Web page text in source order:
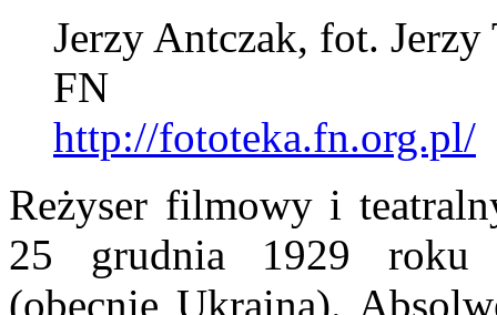
Jerzy Antczak, fot.
FN
http://fototeka.fn.org.pl/
Reżyser filmowy i
25 grudnia 1929 roku
(obecnie Ukraina).